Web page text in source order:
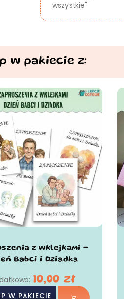
wszystkie"
w pakiecie z:
z wklejkami -
Babci i Dziadka
10,00 zł
W PAKIECIE